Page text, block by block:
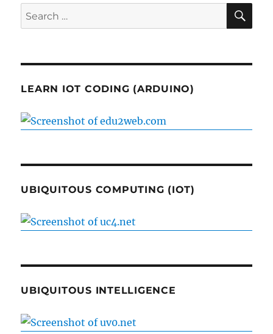
Search
for:
LEARN IOT CODING (ARDUINO)
UBIQUITOUS COMPUTING (IOT)
UBIQUITOUS INTELLIGENCE